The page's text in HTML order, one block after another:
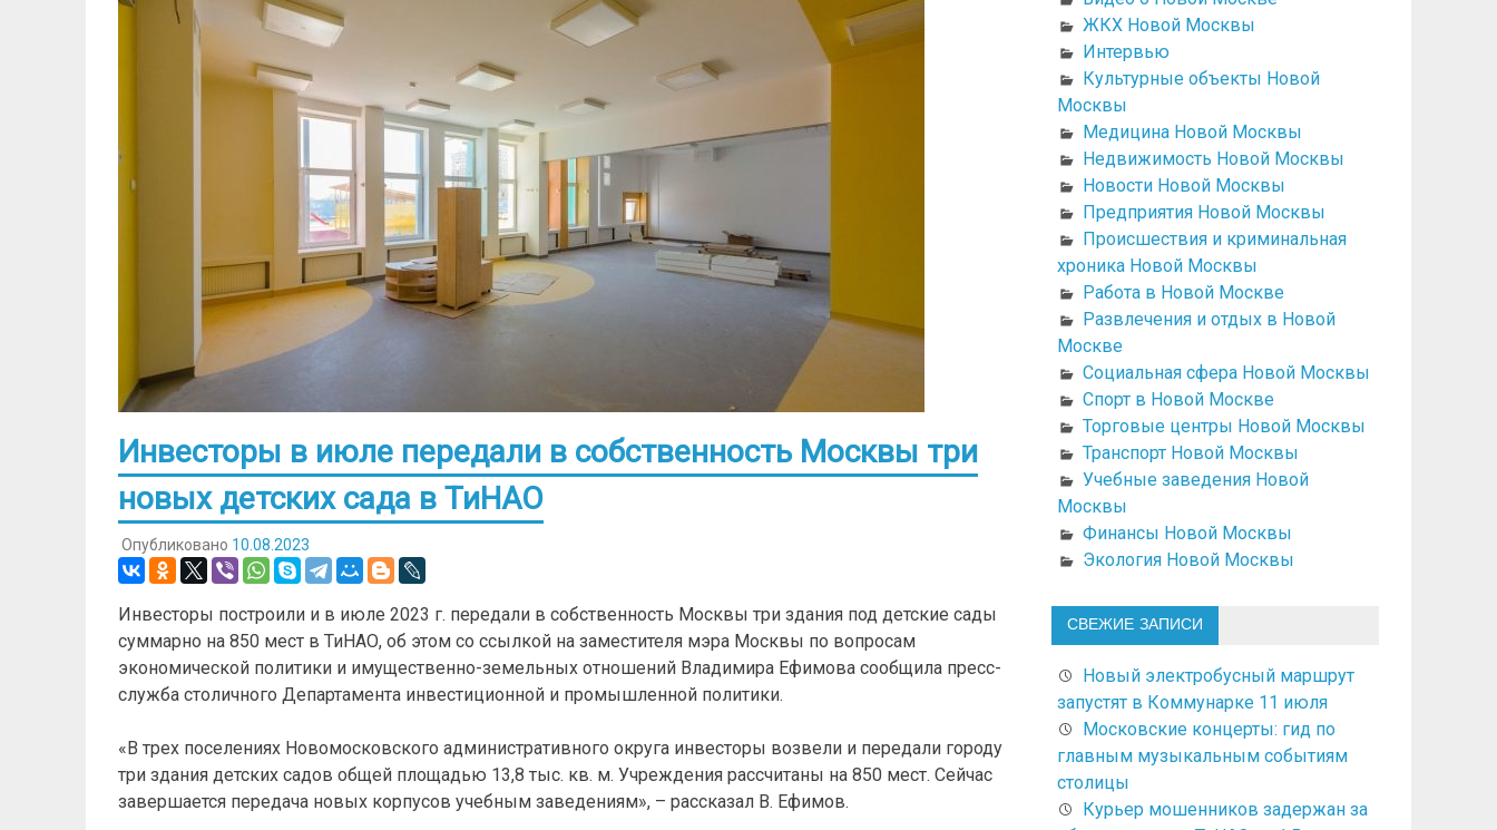
Инвесторы в июле передали в собственность Москвы три
новых детских сада в ТиНАО
Опубликовано 10.08.2023
Инвесторы построили и в июле 2023 г. передали в собственность Москвы три здания под детские сады
суммарно на 850 мест в ТиНАО, об этом со ссылкой на заместителя мэра Москвы по вопросам
экономической политики и имущественно-земельных отношений Владимира Ефимова сообщила пресс-
служба столичного Департамента инвестиционной и промышленной политики.
«В трех поселениях Новомосковского административного округа инвесторы возвели и передали городу
три здания детских садов общей площадью 13,8 тыс. кв. м. Учреждения рассчитаны на 850 мест. Сейчас
завершается передача новых корпусов учебным заведениям», – рассказал В. Ефимов.
ЖКХ Новой Москвы
Интервью
Культурные объекты Новой
Москвы
Медицина Новой Москвы
Недвижимость Новой Москвы
Новости Новой Москвы
Предприятия Новой Москвы
Происшествия и криминальная
хроника Новой Москвы
Работа в Новой Москве
Развлечения и отдых в Новой
Москве
Социальная сфера Новой Москвы
Спорт в Новой Москве
Торговые центры Новой Москвы
Транспорт Новой Москвы
Учебные заведения Новой
Москвы
Финансы Новой Москвы
Экология Новой Москвы
СВЕЖИЕ ЗАПИСИ
Новый электробусный маршрут
запустят в Коммунарке 11 июля
Московские концерты: гид по
главным музыкальным событиям
столицы
Курьер мошенников задержан за